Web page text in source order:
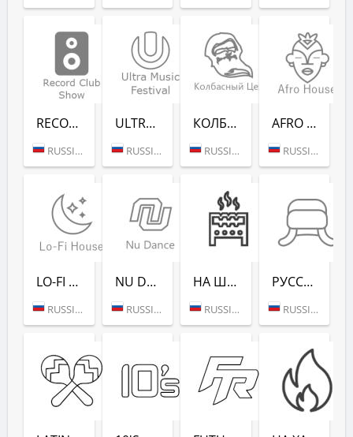
RECORD CLUB SHOW - RADIO RECORD
RUSSIA (MOSCOW)
ULTRA MUSIC FESTIVAL - РАДИО РЕКОРД
RUSSIA (MOSCOW)
КОЛБАСНЫЙ ЦЕХ (РАДИО РЕКОРД)
RUSSIA (MOSCOW)
AFRO HOUSE (РАДИО РЕКОРД)
RUSSIA (MOSCOW)
LO-FI HOUSE (РАДИО РЕКОРД)
RUSSIA (MOSCOW)
NU DANCE (РАДИО РЕКОРД)
RUSSIA (MOSCOW)
НА ШАШЛЫКИ (РАДИО РЕКОРД)
RUSSIA (SAINT PETERSBURG)
РУССКАЯ ЗИМА (РАДИО РЕКОРД)
RUSSIA (MOSCOW)